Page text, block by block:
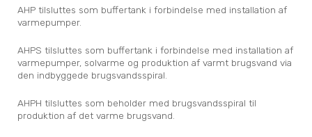
AHP tilsluttes som buffertank i forbindelse med installation af
varmepumper.
AHPS tilsluttes som buffertank i forbindelse med installation af
varmepumper, solvarme og produktion af varmt brugsvand via
den indbyggede brugsvandsspiral.
AHPH tilsluttes som beholder med brugsvandsspiral til
produktion af det varme brugsvand.